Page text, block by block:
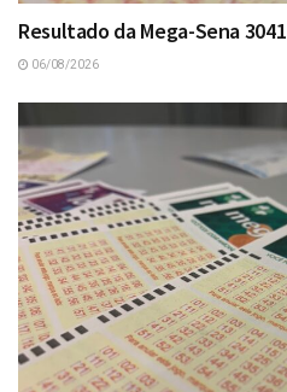
Resultado da Mega-Sena 3041
06/08/2026